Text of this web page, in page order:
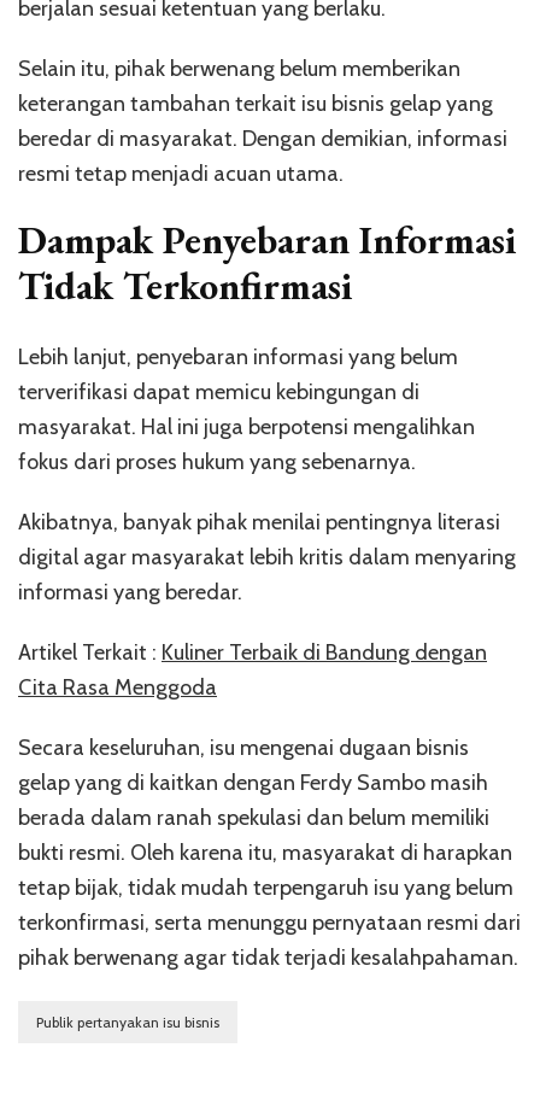
berjalan sesuai ketentuan yang berlaku.
Selain itu, pihak berwenang belum memberikan
keterangan tambahan terkait isu bisnis gelap yang
beredar di masyarakat. Dengan demikian, informasi
resmi tetap menjadi acuan utama.
Dampak Penyebaran Informasi
Tidak Terkonfirmasi
Lebih lanjut, penyebaran informasi yang belum
terverifikasi dapat memicu kebingungan di
masyarakat. Hal ini juga berpotensi mengalihkan
fokus dari proses hukum yang sebenarnya.
Akibatnya, banyak pihak menilai pentingnya literasi
digital agar masyarakat lebih kritis dalam menyaring
informasi yang beredar.
Artikel Terkait : Kuliner Terbaik di Bandung dengan
Cita Rasa Menggoda
Secara keseluruhan, isu mengenai dugaan bisnis
gelap yang di kaitkan dengan Ferdy Sambo masih
berada dalam ranah spekulasi dan belum memiliki
bukti resmi. Oleh karena itu, masyarakat di harapkan
tetap bijak, tidak mudah terpengaruh isu yang belum
terkonfirmasi, serta menunggu pernyataan resmi dari
pihak berwenang agar tidak terjadi kesalahpahaman.
Publik pertanyakan isu bisnis